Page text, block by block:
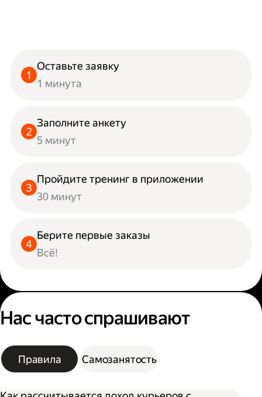
Оставьте заявку
1 минута
Заполните анкету
5 минут
Пройдите тренинг в приложении
30 минут
Берите первые заказы
Всё!
Нас часто спрашивают
Правила Самозанятость